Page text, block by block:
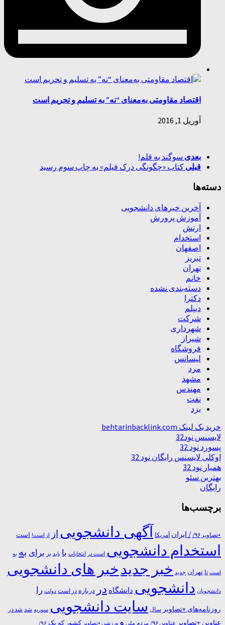
اقتصاد مقاومتی به‌معنای “نه” به تسلیم و تحریم است
آوریل 1, 2016
بعدی سوگند به قلم!
قبلی کتاب «چگونگی درک فیلم» به چاپ سوم رسید
دسته‌ها
آخرین خبرهای دانشجویی
آموزش پرورش
ارتش
استخدام
اصفهان
تبریز
تهران
خانم
دسته‌بندی نشده
دکترا
دیپلم
شرکت
شهرداری
شیراز
فروشگاه
لیسانس
مرد
مشهد
مهندس
نفت
یزد
خرید بک لینک behtarinbacklink.com
لایسنس نود32
پسورد نود 32
اوکلی لایسنس رایگان نود 32
همیار نود 32
بهترین سئو
رایگان
برچسب‌ها
+تصاویر ۹۶/ / ایران آمریکا آگهی دانشجویی از از است! است
استخدام دانشجویی است در انتخابات با باید بر برای به به
است تا تهران جدید خبر جدیدخبر های دانشجویی
دانشجویان دانشجویی دانشگاه در درباره در ﺍﺳﺖ دولت را
روزنامه‌های +تصاویر سال سایت دانشجویی سوریه شد شد در
عناوین +تصاویر عناوین ۹۶/ مردم ملی و ورزشی +تصاویر کشور که یک ۹۶/